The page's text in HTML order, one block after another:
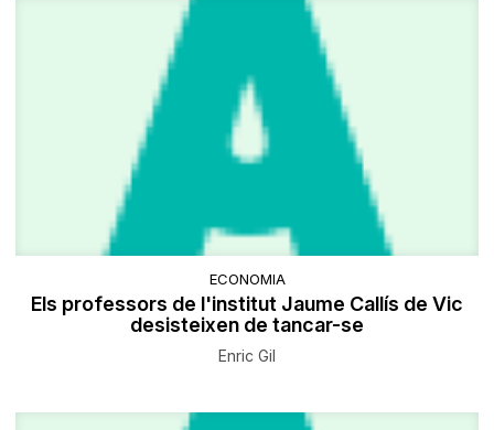
ECONOMIA
Els professors de l'institut Jaume Callís de Vic
desisteixen de tancar-se
Enric Gil